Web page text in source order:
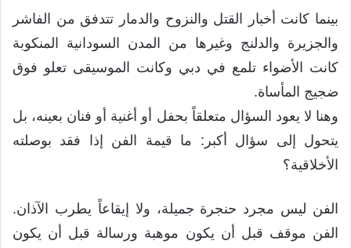
بينما كانت أخبار القتل والنزوح والدمار تتدفق من الفاشر
والجزيرة والدلنج وغيرها من المدن السودانية المنكوبة
كانت الأضواء تلمع في دبي وكانت الموسيقى تعلو فوق
ضجيج المأساة.
وهنا لا يعود السؤال متعلقاً بحفل أو أغنية أو فنان بعينه، بل
يتحول إلى سؤال أكبر: ما قيمة الفن إذا فقد بوصلته
الأخلاقية؟
الفن ليس مجرد حنجرة جميلة، ولا إيقاعاً يطرب الآذان.
الفن موقف قبل أن يكون موهبة ورسالة قبل أن يكون